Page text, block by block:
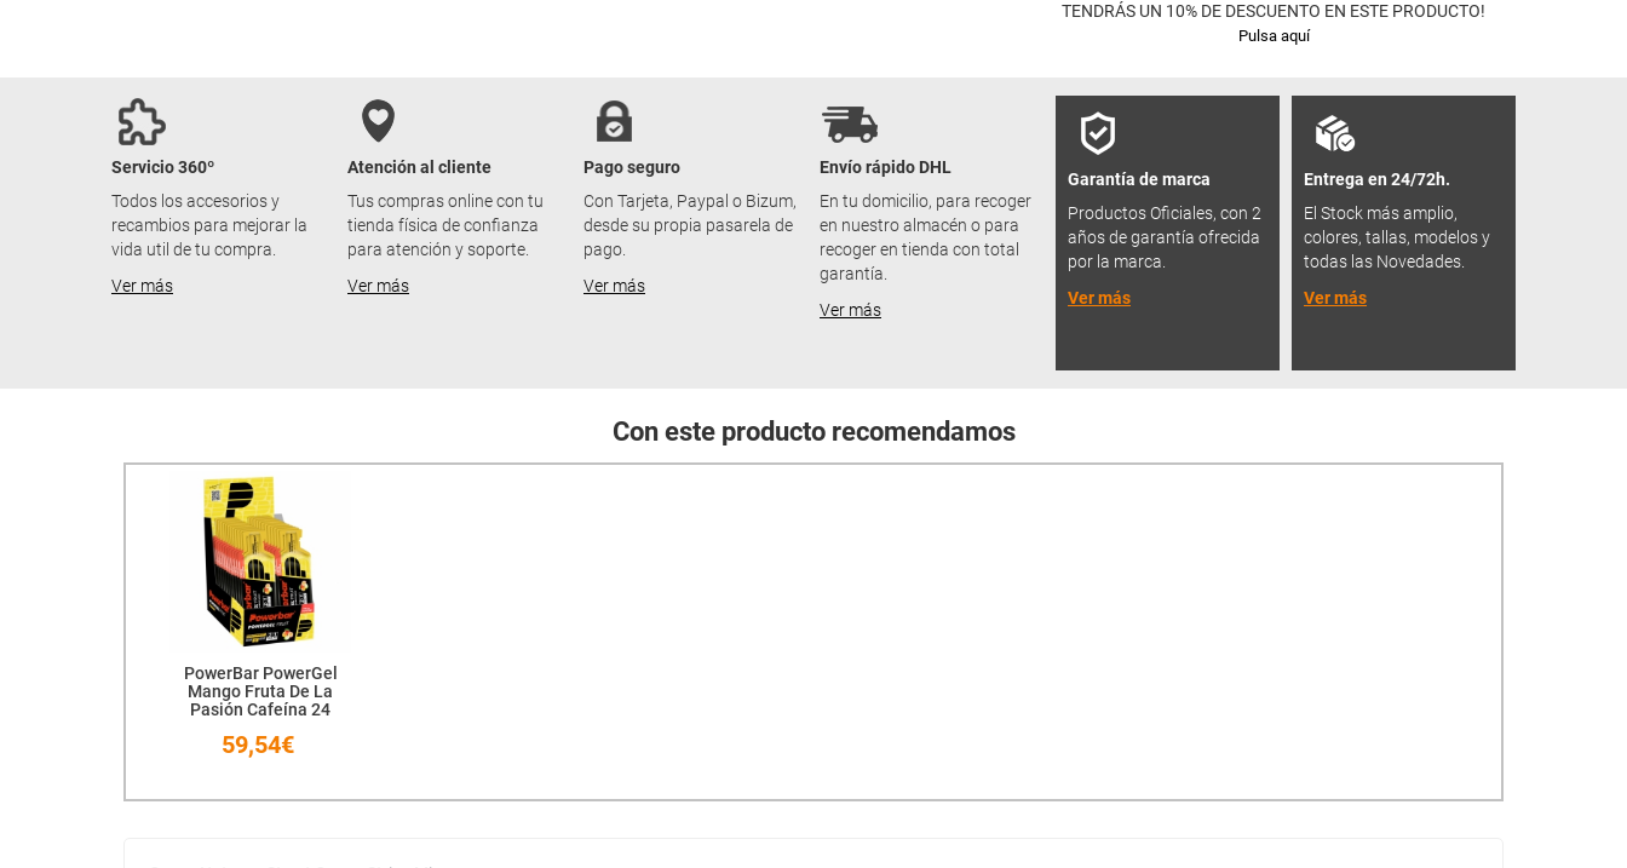
TENDRÁS UN 10% DE DESCUENTO EN ESTE PRODUCTO!
Pulsa aquí
Servicio 360º
Todos los accesorios y
recambios para mejorar la
vida util de tu compra.
Ver más
Atención al cliente
Tus compras online con tu
tienda física de confianza
para atención y soporte.
Ver más
Pago seguro
Con Tarjeta, Paypal o Bizum,
desde su propia pasarela de
pago.
Ver más
Envío rápido DHL
En tu domicilio, para recoger
en nuestro almacén o para
recoger en tienda con total
garantía.
Ver más
Garantía de marca
Productos Oficiales, con 2
años de garantía ofrecida
por la marca.
Ver más
Entrega en 24/72h.
El Stock más amplio,
colores, tallas, modelos y
todas las Novedades.
Ver más
Con este producto recomendamos
PowerBar PowerGel
Mango Fruta De La
Pasión Cafeína 24
59,54€